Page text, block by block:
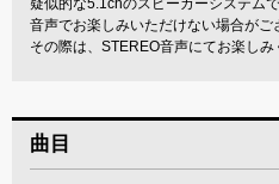
音声でお楽しみいただけない場合がご
その際は、STEREO音声にてお楽しみ
曲目